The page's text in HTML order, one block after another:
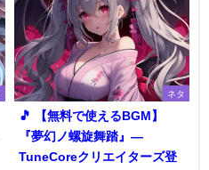
ネタ
🎵 【無料で使えるBGM】
『夢幻ノ螺旋舞踏』―
TuneCoreクリエイターズ登